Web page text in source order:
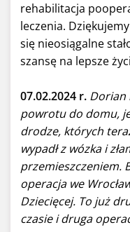
rehabilitacja
leczenia.
się nieosiągalne
szansę na lepsze
07.02.2024 r. Dorian
powrotu do domu,
drodze, których
wypadł z wózka i
przemieszczeniem.
operacja we
Dziecięcej. To już
czasie i druga